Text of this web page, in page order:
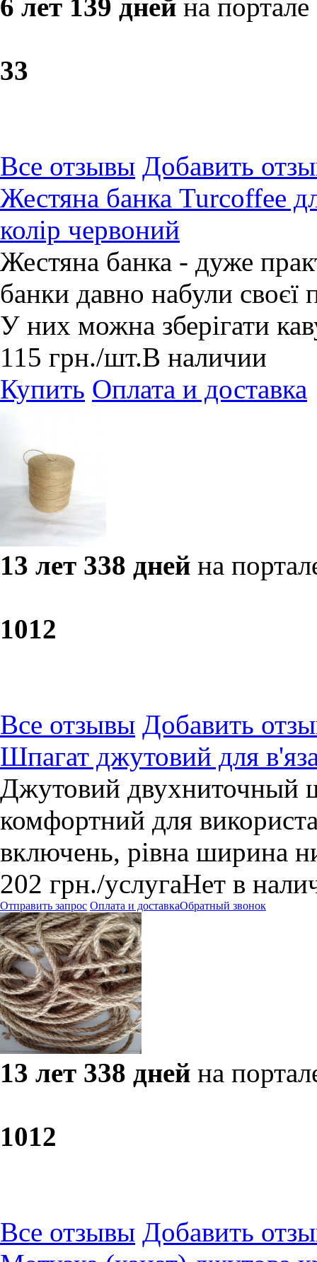
6 лет 139 дней на портале
33
Все отзывы Добавить
Жестяна банка Turcoffee
колір червоний
Жестяна банка - дуже
банки давно набули своєї
У них можна зберігати
115 грн./шт.В наличии
Купить Оплата и доставка
13 лет 338 дней на
1012
Все отзывы Добавить
Шпагат джутовий для
Джутовий двухниточный
комфортний для
включень, рівна ширина
202 грн./услугаНет в
Отправить запрос Оплата и доставкаОбратный звонок
13 лет 338 дней на
1012
Все отзывы Добавить